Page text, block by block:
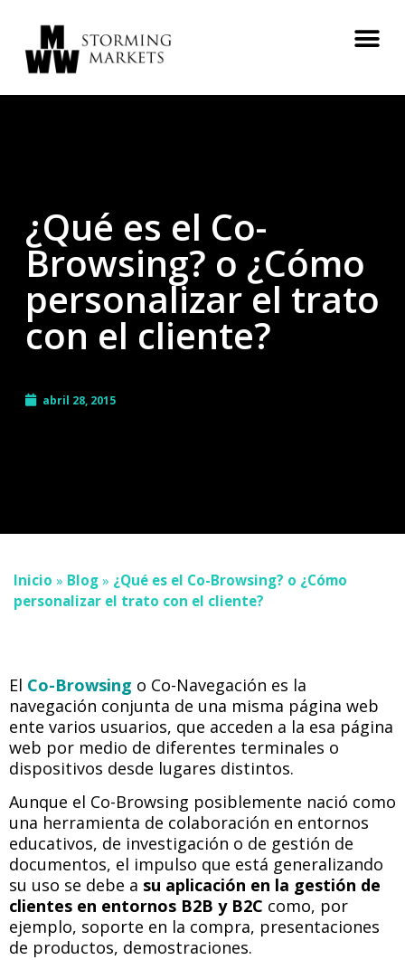
¿Qué es el Co-
Browsing? o ¿Cómo
personalizar el trato
con el cliente?
abril 28, 2015
Inicio » Blog » ¿Qué es el Co-Browsing? o ¿Cómo
personalizar el trato con el cliente?
El Co-Browsing o Co-Navegación es la
navegación conjunta de una misma página web
ente varios usuarios, que acceden a la esa página
web por medio de diferentes terminales o
dispositivos desde lugares distintos.
Aunque el Co-Browsing posiblemente nació como
una herramienta de colaboración en entornos
educativos, de investigación o de gestión de
documentos, el impulso que está generalizando
su uso se debe a su aplicación en la gestión de
clientes en entornos B2B y B2C como, por
ejemplo, soporte en la compra, presentaciones
de productos, demostraciones.